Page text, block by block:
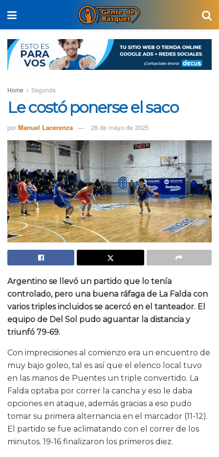
Home Segunda
Le costó ponerse el saco
por Manuel Lacerenza 28 de mayo de 2025
Argentino se llevó un partido que lo tenía
controlado, pero una buena ráfaga de La Falda con
varios triples incluidos se acercó en el tanteador. El
equipo de Del Sol pudo aguantar la distancia y
triunfó 79-69.
Con imprecisiones al comienzo era un encuentro de
muy bajo goleo, tal es así que el elenco local tuvo
en las manos de Puentes un triple convertido. La
Falda optaba por correr la cancha y eso le daba
opciones en ataque, además gracias a eso pudo
tomar su primera alternancia en el marcador (11-12).
El partido se fue aclimatando con el correr de los
minutos. 19-16 finalizaron los primeros diez.